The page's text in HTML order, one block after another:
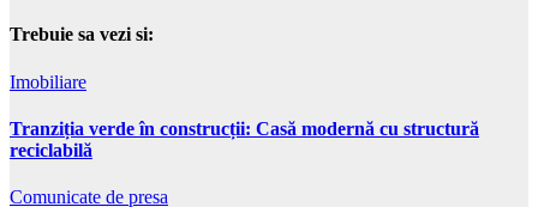
Trebuie sa vezi si:
Imobiliare
Tranziția verde în construcții: Casă modernă cu structură
reciclabilă
Comunicate de presa